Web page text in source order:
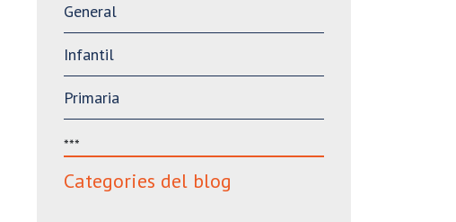
General
Infantil
Primaria
***
Categories del blog